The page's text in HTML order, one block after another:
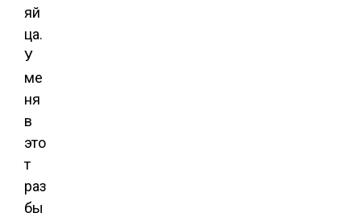
яй
ца.
У
ме
ня
в
это
т
раз
бы